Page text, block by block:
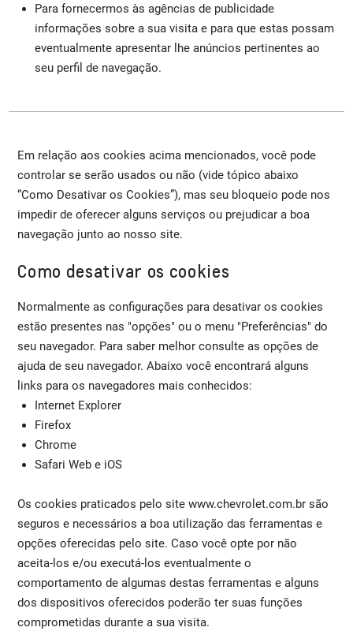
Para fornecermos às agências de publicidade
informações sobre a sua visita e para que estas possam
eventualmente apresentar lhe anúncios pertinentes ao
seu perfil de navegação.
Em relação aos cookies acima mencionados, você pode
controlar se serão usados ou não (vide tópico abaixo
“Como Desativar os Cookies”), mas seu bloqueio pode nos
impedir de oferecer alguns serviços ou prejudicar a boa
navegação junto ao nosso site.
Como desativar os cookies
Normalmente as configurações para desativar os cookies
estão presentes nas "opções" ou o menu "Preferências" do
seu navegador. Para saber melhor consulte as opções de
ajuda de seu navegador. Abaixo você encontrará alguns
links para os navegadores mais conhecidos:
Internet Explorer
Firefox
Chrome
Safari Web e iOS
Os cookies praticados pelo site www.chevrolet.com.br são
seguros e necessários a boa utilização das ferramentas e
opções oferecidas pelo site. Caso você opte por não
aceita-los e/ou executá-los eventualmente o
comportamento de algumas destas ferramentas e alguns
dos dispositivos oferecidos poderão ter suas funções
comprometidas durante a sua visita.